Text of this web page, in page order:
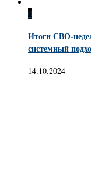
0
Итоги СВО-
системный
14.10.2024